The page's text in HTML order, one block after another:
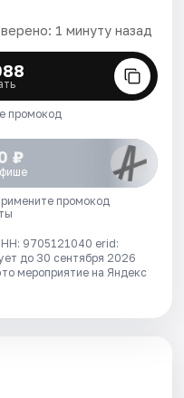
1 минуту назад
промокод
₽
промокод
9705121040 erid:
до 30 сентября 2026
мероприятие на Яндекс